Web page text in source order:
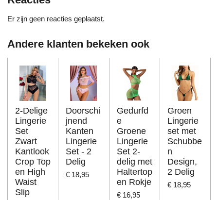
Er zijn geen reacties geplaatst.
Andere klanten bekeken ook
2-Delige
Lingerie
Set
Zwart
Kantlook
Crop Top
en High
Waist
Slip
Doorschi
jnend
Kanten
Lingerie
Set - 2
Delig
€ 18,95
Gedurfd
e
Groene
Lingerie
Set 2-
delig met
Haltertop
en Rokje
€ 16,95
Groen
Lingerie
set met
Schubbe
n
Design,
2 Delig
€ 18,95